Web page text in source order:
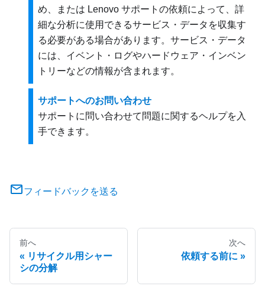
め、または Lenovo サポートの依頼によって、詳
細な分析に使用できるサービス・データを収集す
る必要がある場合があります。サービス・データ
には、イベント・ログやハードウェア・インベン
トリーなどの情報が含まれます。
サポートへのお問い合わせ
サポートに問い合わせて問題に関するヘルプを入
手できます。
フィードバックを送る
前へ
リサイクル用シャー
シの分解
次へ
依頼する前に